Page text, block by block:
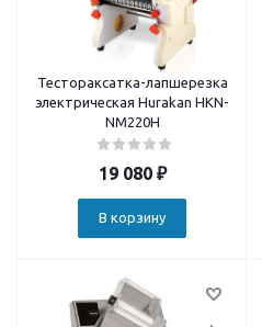
Тестораксатка-лапшерезка
электрическая Hurakan HKN-
NM220H
19 080₽
В корзину